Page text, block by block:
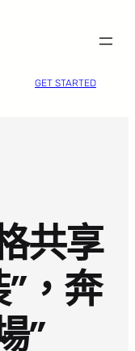
GET STARTED
共享
，奔
”